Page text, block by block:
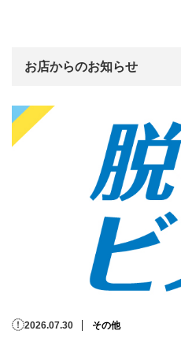
お店からのお知らせ
2026.07.30 その他